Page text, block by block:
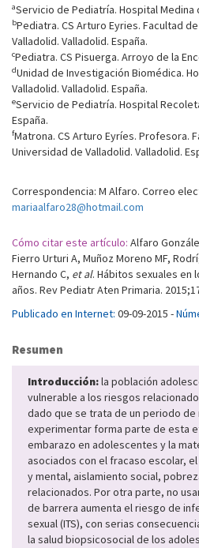
aServicio de Pediatría. Hospital Medina
bPediatra. CS Arturo Eyries. Facultad
Valladolid. Valladolid. España.
cPediatra. CS Pisuerga. Arroyo de la
dUnidad de Investigación Biomédica.
Valladolid. Valladolid. España.
eServicio de Pediatría. Hospital
España.
fMatrona. CS Arturo Eyríes. Profesora.
Universidad de Valladolid. Valladolid.
Correspondencia: M Alfaro. Correo
mariaalfaro28@hotmail.com
Cómo citar este artículo: Alfaro
Fierro Urturi A, Muñoz Moreno MF,
Hernando C, et al. Hábitos sexuales en
años. Rev Pediatr Aten Primaria.
Publicado en Internet: 09-09-2015 -
Resumen
Introducción:la población
vulnerable a los riesgos
dado que se trata de un periodo de
experimentar forma parte de esta
embarazo en adolescentes y la
asociados con el fracaso escolar,
y mental, aislamiento social,
relacionados. Por otra parte, no
de barrera aumenta el riesgo de
sexual (ITS), con serias
la salud biopsicosocial de los